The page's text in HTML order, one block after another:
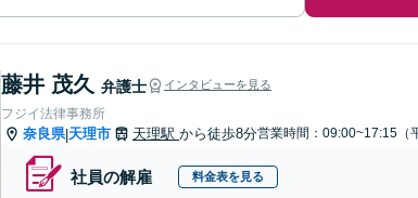
藤井 茂久 弁護士 インタビューを見る
フジイ法律事務所
奈良県|天理市 天理駅 から徒歩8分営業時間：09:00~17:15（
社員の解雇 料金表を見る